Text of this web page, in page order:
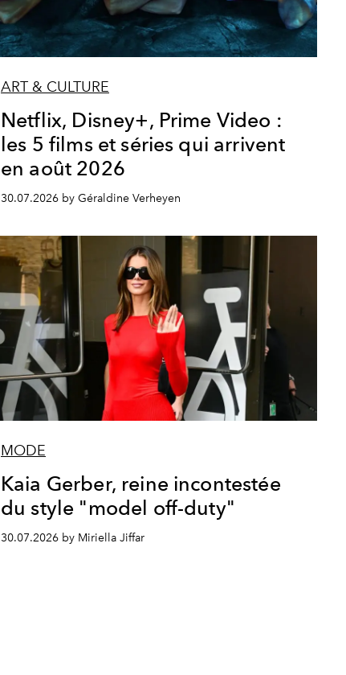
ART & CULTURE
Netflix, Disney+, Prime Video :
les 5 films et séries qui arrivent
en août 2026
30.07.2026 by Géraldine Verheyen
MODE
Kaia Gerber, reine incontestée
du style "model off-duty"
30.07.2026 by Miriella Jiffar